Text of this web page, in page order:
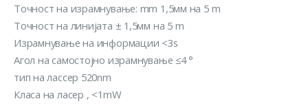
Точност на израмнување: mm 1,5мм на 5 m
Точност на линијата ± 1,5мм на 5 m
Израмнување на информации <3s
Агол на самостојно израмнување ≤4 °
тип на лассер 520nm
Класа на ласер , <1mW